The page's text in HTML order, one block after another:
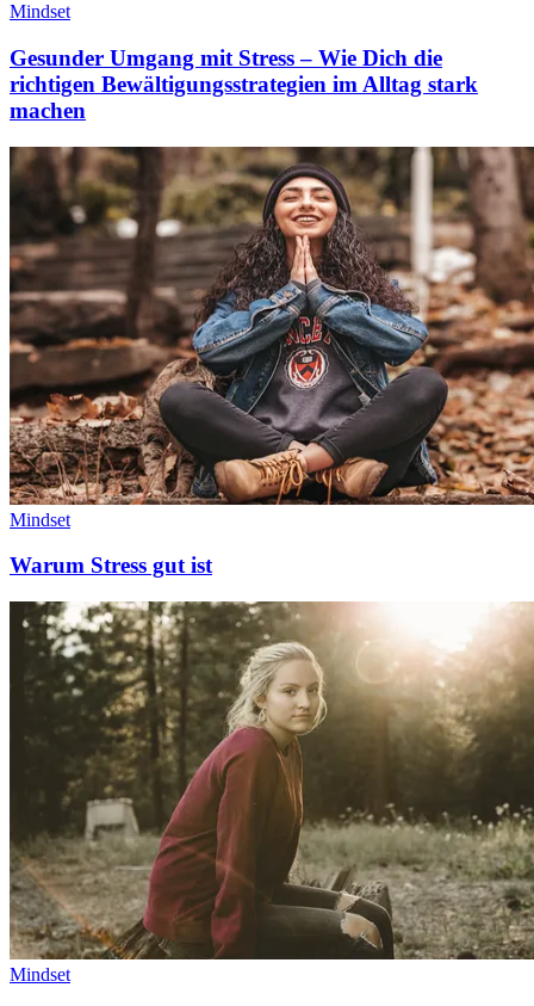
Mindset
Gesunder Umgang mit Stress – Wie Dich die
richtigen Bewältigungsstrategien im Alltag stark
machen
Mindset
Warum Stress gut ist
Mindset